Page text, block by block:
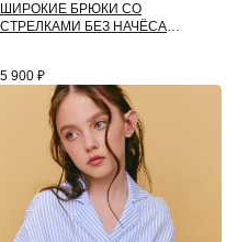
ШИРОКИЕ БРЮКИ СО
СТРЕЛКАМИ БЕЗ НАЧЁСА
5 900 ₽